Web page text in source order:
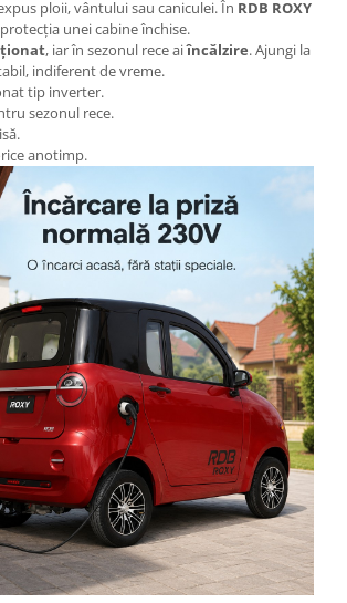
Producator
ploii, vântului sau caniculei. În RDB ROXY
unei cabine închise.
, iar în sezonul rece aiîncălzire. Ajungi la
indiferent de vreme.
tip inverter.
sezonul rece.
anotimp.